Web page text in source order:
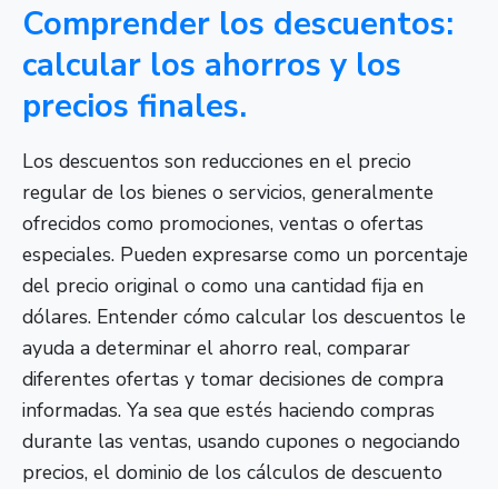
Comprender los descuentos:
calcular los ahorros y los
precios finales.
Los descuentos son reducciones en el precio
regular de los bienes o servicios, generalmente
ofrecidos como promociones, ventas o ofertas
especiales. Pueden expresarse como un porcentaje
del precio original o como una cantidad fija en
dólares. Entender cómo calcular los descuentos le
ayuda a determinar el ahorro real, comparar
diferentes ofertas y tomar decisiones de compra
informadas. Ya sea que estés haciendo compras
durante las ventas, usando cupones o negociando
precios, el dominio de los cálculos de descuento